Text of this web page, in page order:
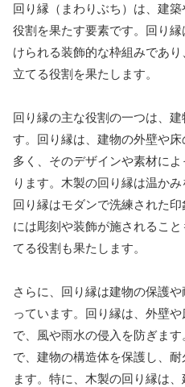
回り縁（まわりぶち）は、建
役割を果たす要素です。回り
けられる装飾的な枠組みであ
立てる役割を果たします。
回り縁の主な役割の一つは、
す。回り縁は、建物の外壁や
多く、そのデザインや素材に
ります。木製の回り縁は温か
回り縁はモダンで洗練された
には彫刻や装飾が施されるこ
てる役割も果たします。
さらに、回り縁は建物の保護
っています。回り縁は、外壁
で、風や雨水の侵入を防ぎま
で、建物の構造体を保護し、
ます。特に、木製の回り縁は